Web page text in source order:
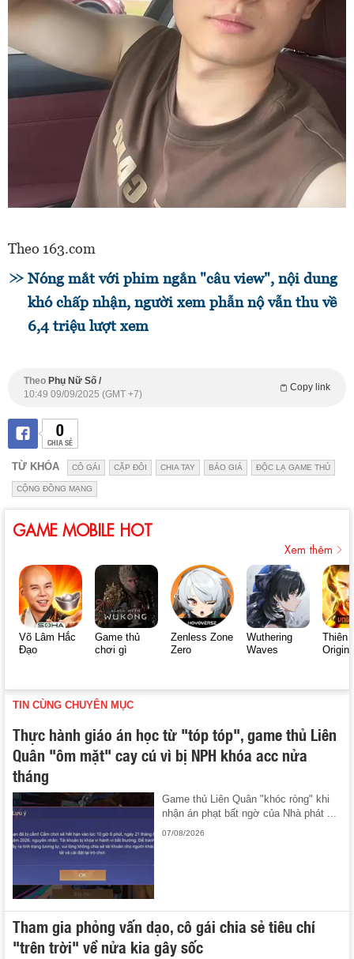
Theo 163.com
Nóng mắt với phim ngắn "câu view", nội dung
khó chấp nhận, người xem phẫn nộ vẫn thu về
6,4 triệu lượt xem
Theo Phụ Nữ Số /
Copy link
10:49 09/09/2025 (GMT +7)
0
CHIA SẺ
TỪ KHÓA CÔ GÁI CẶP ĐÔI CHIA TAY BÁO GIÁ ĐỘC LẠ GAME THỦ
CỘNG ĐỒNG MẠNG
GAME MOBILE HOT
Xem thêm
Võ Lâm Hắc
Đạo
Game thủ
chơi gì
Zenless Zone
Zero
Wuthering
Waves
Thiên
Origin
TIN CÙNG CHUYÊN MỤC
Thực hành giáo án học từ "tóp tóp", game thủ Liên
Quân "ôm mặt" cay cú vì bị NPH khóa acc nửa
tháng
Game thủ Liên Quân "khóc ròng" khi
nhận án phạt bất ngờ của Nhà phát ...
07/08/2026
Tham gia phỏng vấn dạo, cô gái chia sẻ tiêu chí
"trên trời" về nửa kia gây sốc